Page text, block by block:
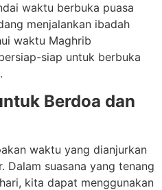
waktu berbuka puasa
menjalankan ibadah
waktu Maghrib
siap untuk berbuka
Berdoa dan
waktu yang dianjurkan
Dalam suasana yang tenang
kita dapat menggunakan